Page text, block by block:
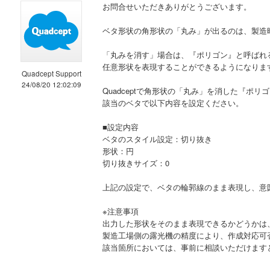
Quadcept Support
24/08/20 12:02:09
お問合せいただきありがとうございます。
ベタ形状の角形状の「丸み」が出るのは、製
「丸みを消す」場合は、『ポリゴン』と呼ば
任意形状を表現することができるようになりま
Quadceptで角形状の「丸み」を消した『ポリ
該当のベタで以下内容を設定ください。
■設定内容
ベタのスタイル設定：切り抜き
形状：円
切り抜きサイズ：0
上記の設定で、ベタの輪郭線のまま表現し、
※注意事項
出力した形状をそのまま表現できるかどうかは
製造工場側の露光機の精度により、作成対応
該当箇所においては、事前に相談いただけます